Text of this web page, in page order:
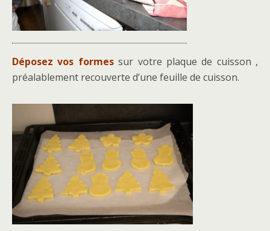
Déposez vos formes sur votre plaque de cuisson ,
préalablement recouverte d’une feuille de cuisson.